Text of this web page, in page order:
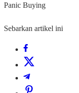
Panic Buying
Sebarkan artikel ini